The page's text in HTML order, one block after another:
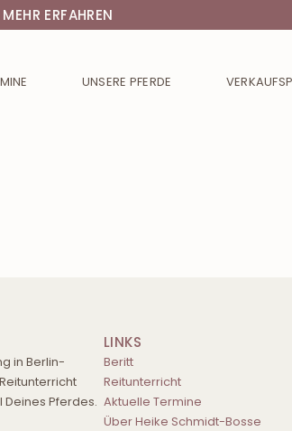
ERFAHREN
UNSERE PFERDE
in Berlin-
Pferdes.
LINKS
Beritt
Reitunterricht
Aktuelle Termine
Über Heike Schmidt-Bosse